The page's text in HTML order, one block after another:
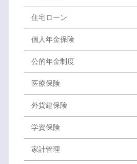
住宅ローン
個人年金保険
公的年金制度
医療保険
外貨建保険
学資保険
家計管理